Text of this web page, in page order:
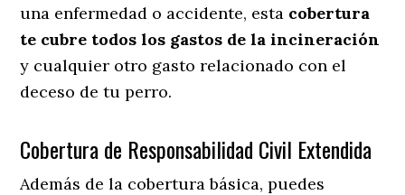
una enfermedad o accidente, esta cobertura
te cubre todos los gastos de la incineración
y cualquier otro gasto relacionado con el
deceso de tu perro.
Cobertura de Responsabilidad Civil Extendida
Además de la cobertura básica, puedes